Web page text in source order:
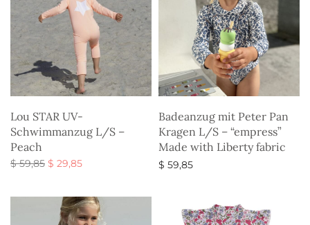
Lou STAR UV-
Schwimmanzug L/S –
Peach
$59,85 Ursprünglicher
$ 29,85Aktueller
Badeanzug mit Peter Pan
Kragen L/S – “empress”
Made with Liberty fabric
$ 59,85